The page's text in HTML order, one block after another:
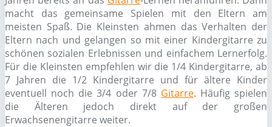
macht das gemeinsame Spielen mit den Eltern am
meisten Spaß. Die Kleinsten ahmen das Verhalten der
Eltern nach und gelangen so mit einer Kindergitarre zu
schönen sozialen Erlebnissen und einfachem Lernerfolg.
Für die Kleinsten empfehlen wir die 1/4 Kindergitarre, ab
7 Jahren die 1/2 Kindergitarre und für ältere Kinder
eventuell noch die 3/4 oder 7/8 Gitarre. Häufig spielen
die Älteren jedoch direkt auf der großen
Erwachsenengitarre weiter.